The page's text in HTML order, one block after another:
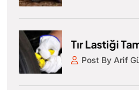
Tır Lastiği
Post By Arif